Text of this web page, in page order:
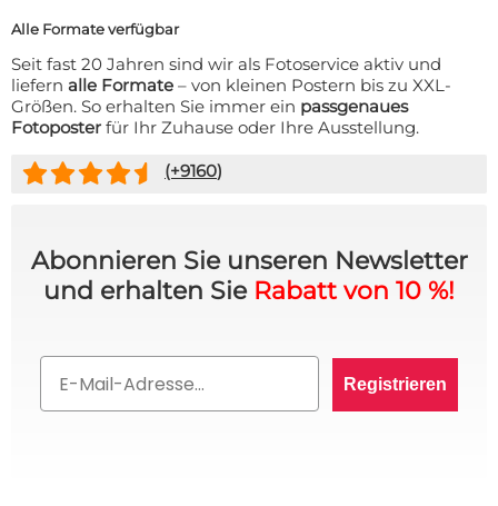
Alle Formate verfügbar
Seit fast 20 Jahren sind wir als Fotoservice aktiv und
liefern alle Formate – von kleinen Postern bis zu XXL-
Größen. So erhalten Sie immer ein passgenaues
Fotoposter für Ihr Zuhause oder Ihre Ausstellung.
(+9160)
Abonnieren Sie unseren Newsletter
und erhalten Sie Rabatt von 10 %!
Registrieren
BESTELLUNG? 👀